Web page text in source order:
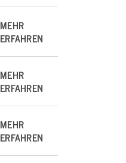
MEHR
ERFAHREN
MEHR
ERFAHREN
MEHR
ERFAHREN